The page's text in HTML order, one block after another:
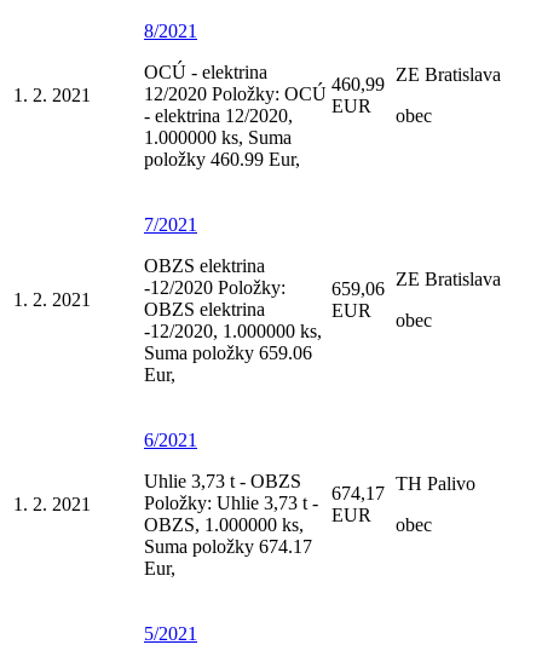
1. 2. 2021
8/2021
OCÚ - elektrina
12/2020 Položky: OCÚ
- elektrina 12/2020,
1.000000 ks, Suma
položky 460.99 Eur,
460,99
EUR
ZE Bratislava
obec
1. 2. 2021
7/2021
OBZS elektrina
-12/2020 Položky:
OBZS elektrina
-12/2020, 1.000000 ks,
Suma položky 659.06
Eur,
659,06
EUR
ZE Bratislava
obec
1. 2. 2021
6/2021
Uhlie 3,73 t - OBZS
Položky: Uhlie 3,73 t -
OBZS, 1.000000 ks,
Suma položky 674.17
Eur,
674,17
EUR
TH Palivo
obec
5/2021